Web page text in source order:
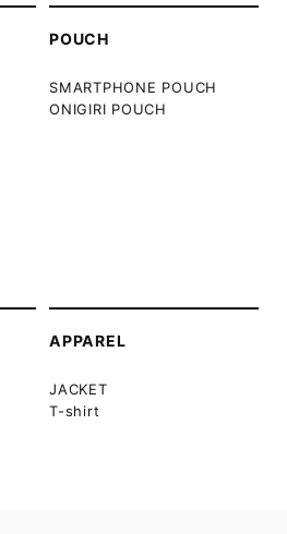
POUCH
SMARTPHONE POUCH
ONIGIRI POUCH
APPAREL
JACKET
T-shirt